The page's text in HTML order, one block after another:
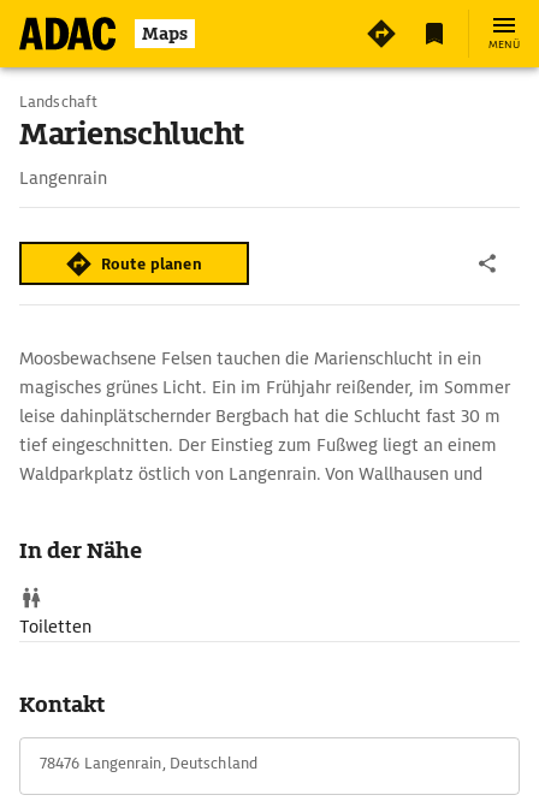
Maps MENÜ
Landschaft
Marienschlucht
Langenrain
Route planen
Moosbewachsene Felsen tauchen die Marienschlucht in ein
magisches grünes Licht. Ein im Frühjahr reißender, im Sommer
leise dahinplätschernder Bergbach hat die Schlucht fast 30 m
tief eingeschnitten. Der Einstieg zum Fußweg liegt an einem
Waldparkplatz östlich von Langenrain. Von Wallhausen und
In der Nähe
Toiletten
Kontakt
78476 Langenrain, Deutschland